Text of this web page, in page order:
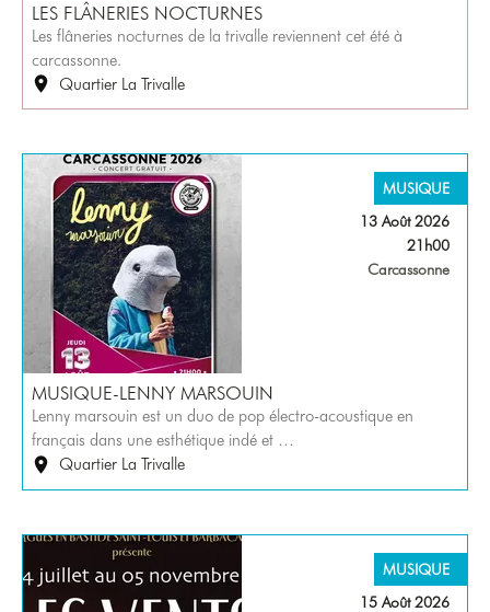
LES FLÂNERIES NOCTURNES
Les flâneries nocturnes de la trivalle reviennent cet été à
carcassonne.
Quartier La Trivalle
MUSIQUE
13 Août 2026
21h00
Carcassonne
MUSIQUE-LENNY MARSOUIN
Lenny marsouin est un duo de pop électro-acoustique en
français dans une esthétique indé et …
Quartier La Trivalle
MUSIQUE
15 Août 2026